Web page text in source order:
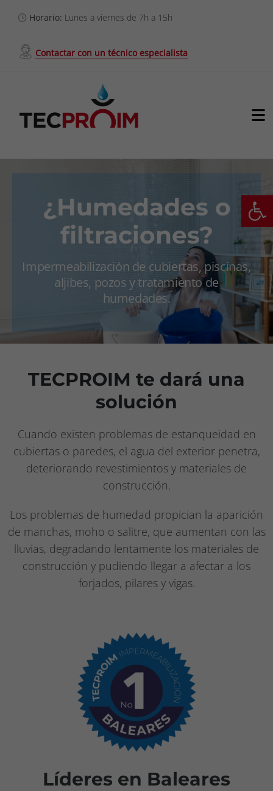
contenido
Horario: Lunes a viernes de 7h a 15h
Contactar con un técnico especialista
Servicios
Clientes
Contacto
¿Humedades o
filtraciones?
Impermeabilización de cubiertas, piscinas,
aljibes, pozos y tratamiento de
humedades.
TECPROIM te dará una
solución
Cuando existen problemas de estanqueidad en
cubiertas o paredes, el agua del exterior penetra,
deteriorando revestimientos y materiales de
construcción.
Los problemas de humedad propician la aparición
de manchas, moho o salitre, que aumentan con las
lluvias, degradando lentamente los materiales de
construcción y pudiendo llegar a afectar a los
forjados, pilares y vigas.
Líderes en Baleares